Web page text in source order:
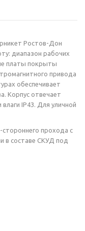
Ростов-Дон
диапазон рабочих
платы покрыты
привода
обеспечивает
Корпус отвечает
IP43. Для уличной
стороннего прохода с
в составе СКУД под